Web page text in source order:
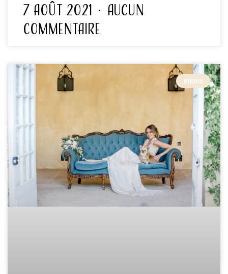
7 août 2021
Aucun
commentaire
BIJOUX